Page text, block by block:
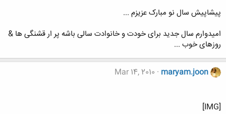
پیشاپیش سال نو مبارک عزیزم ...
امیدوارم سال جدید برای خودت و خانوادت سالی باشه پر ار قشنگی ها &
روزهای خوب ...
maryam.joon
Mar 14, 2010
[IMG]